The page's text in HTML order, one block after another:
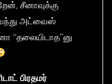
சீனாவுக்கு
வந்து அட்வைஸ்
“தலையிடாத”னு
பிரதமர்